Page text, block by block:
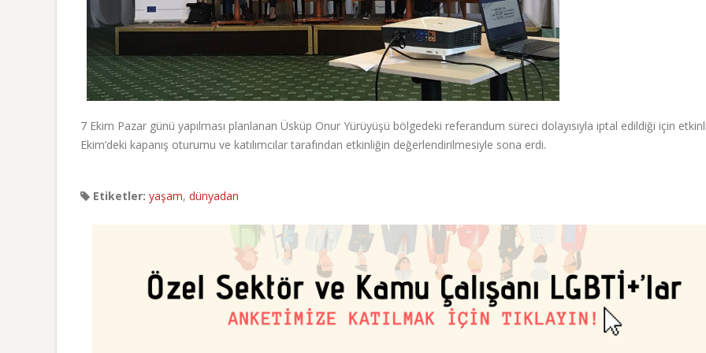
7 Ekim Pazar günü yapılması planlanan Üsküp Onur Yürüyüşü bölgedeki referandum süreci dolayısıyla iptal edildiği için
Ekim’deki kapanış oturumu ve katılımcılar tarafından etkinliğin değerlendirilmesiyle sona erdi.
Etiketler: yaşam, dünyadan